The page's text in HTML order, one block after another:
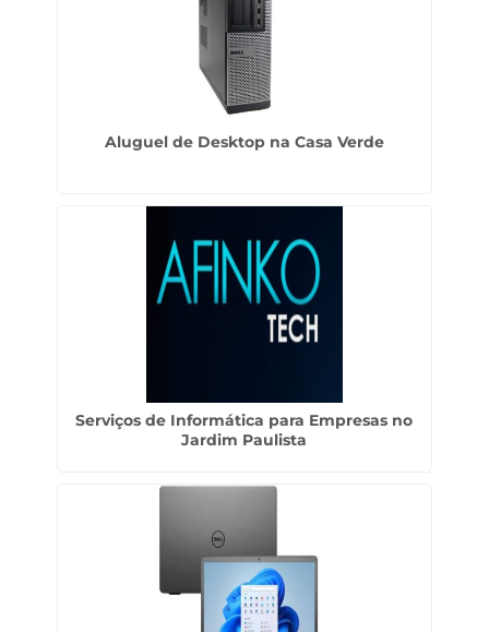
Aluguel de Desktop na Casa Verde
Serviços de Informática para Empresas no
Jardim Paulista